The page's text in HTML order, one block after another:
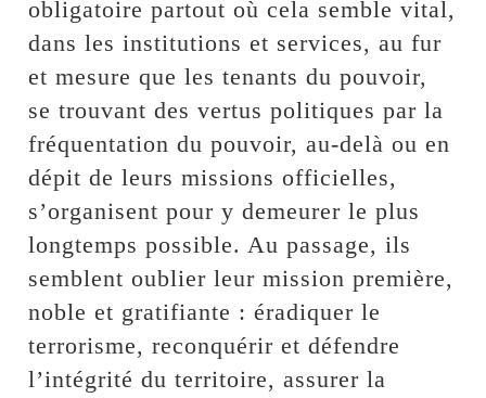
obligatoire partout où cela semble vital,
dans les institutions et services, au fur
et mesure que les tenants du pouvoir,
se trouvant des vertus politiques par la
fréquentation du pouvoir, au-delà ou en
dépit de leurs missions officielles,
s’organisent pour y demeurer le plus
longtemps possible. Au passage, ils
semblent oublier leur mission première,
noble et gratifiante : éradiquer le
terrorisme, reconquérir et défendre
l’intégrité du territoire, assurer la